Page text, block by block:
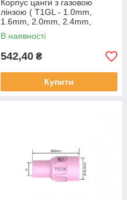
Корпус цанги з газовою
лінзою ( T1GL - 1.0mm,
1.6mm, 2.0mm, 2.4mm,
3.2mm ) для пальника T1W
серії ARC
В наявності
542,40 ₴
Купити